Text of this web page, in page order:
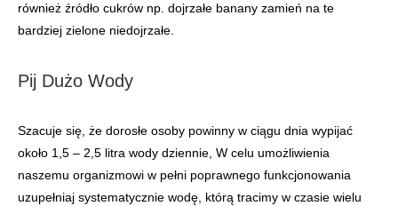
również źródło cukrów np. dojrzałe banany zamień na te
bardziej zielone niedojrzałe.
Pij Dużo Wody
Szacuje się, że dorosłe osoby powinny w ciągu dnia wypijać
około 1,5 – 2,5 litra wody dziennie, W celu umożliwienia
naszemu organizmowi w pełni poprawnego funkcjonowania
uzupełniaj systematycznie wodę, którą tracimy w czasie wielu